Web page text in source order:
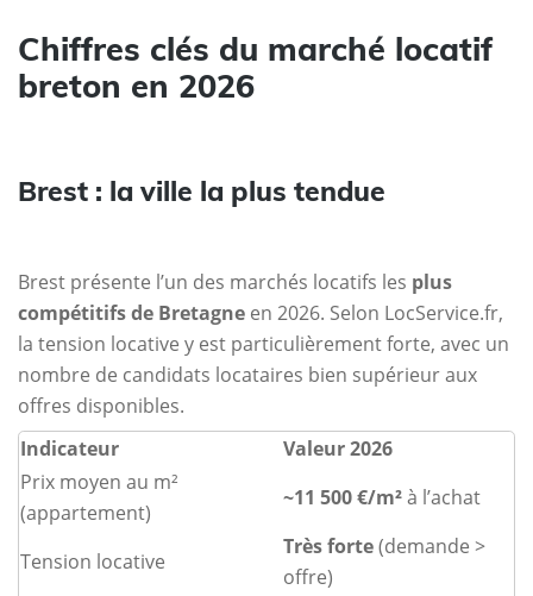
Chiffres clés du marché locatif
breton en 2026
Brest : la ville la plus tendue
Brest présente l’un des marchés locatifs les plus
compétitifs de Bretagne en 2026. Selon LocService.fr,
la tension locative y est particulièrement forte, avec un
nombre de candidats locataires bien supérieur aux
offres disponibles.
Indicateur
Valeur 2026
Prix moyen au m²
(appartement)
~11 500 €/m²à l’achat
Tension locative
Très forte(demande >
offre)